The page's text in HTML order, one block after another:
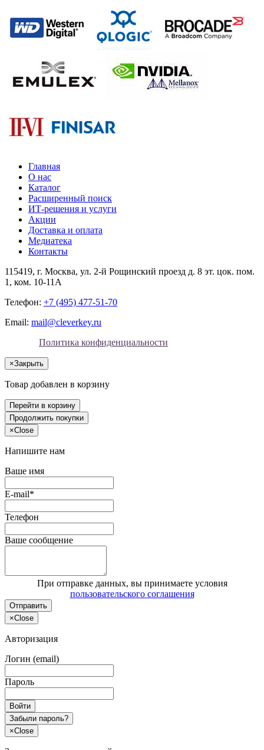
Главная
О нас
Каталог
Расширенный поиск
ИТ-решения и услуги
Акции
Доставка и оплата
Медиатека
Контакты
115419, г. Москва, ул. 2-й Рощинский проезд д. 8 эт. цок. пом.
1, ком. 10-11А
Телефон: +7 (495) 477-51-70
Email: mail@cleverkey.ru
Политика конфиденциальности
×Закрыть
Товар добавлен в корзину
Перейти в корзину
Продолжить покупки
×Close
Напишите нам
Ваше имя
E-mail*
Телефон
Ваше сообщение
При отправке данных, вы принимаете условия
пользовательского соглашения
Отправить
×Close
Авторизация
Логин (email)
Пароль
Войти
Забыли пароль?
×Close